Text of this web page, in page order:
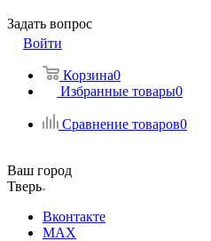
Задать вопрос
Войти
Корзина0
Избранные товары0
Сравнение товаров0
Ваш город
Тверь
Вконтакте
MAX